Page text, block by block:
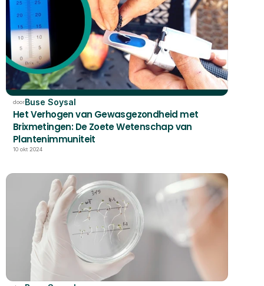
doorBuse Soysal
Het Verhogen van Gewasgezondheid met
Brixmetingen: De Zoete Wetenschap van
Plantenimmuniteit
10 okt 2024